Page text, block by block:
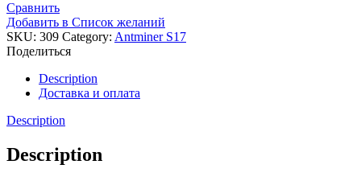
Сравнить
Добавить в Список желаний
SKU: 309 Category: Antminer S17
Поделиться
Description
Доставка и оплата
Description
Description